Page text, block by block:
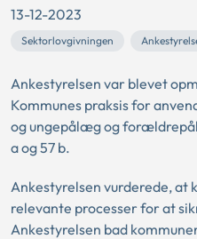
13-12-2023
Sektorlovgivningen
Ankestyrelsen var blevet
Kommunes praksis for
og ungepålæg og
a og 57 b.
Ankestyrelsen vurderede, at
relevante processer for at
Ankestyrelsen bad